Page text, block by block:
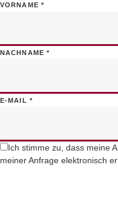
VORNAME *
NACHNAME*
E-MAIL *
Ich stimme zu, dass meine
meiner Anfrage elektronisch